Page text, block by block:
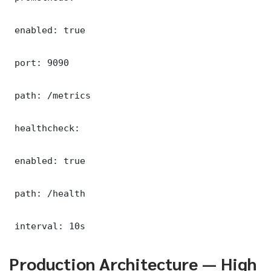
enabled: true
port: 9090
path: /metrics
healthcheck:
enabled: true
path: /health
interval: 10s
Production Architecture — High